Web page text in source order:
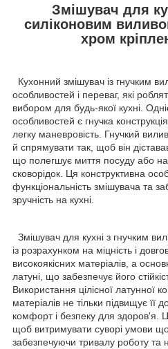
Змішувач для
силіконовим
хром
Кухонний змішувач із гнучким
особливостей і переваг, які
вибором для будь-якої кухні.
особливостей є гнучка
легку маневровість. Гнучкий
й спрямувати так, щоб він
що полегшує миття посуду або
сковорідок. Ця конструктивна
функціональність змішувача та
зручність на кухні.
Змішувач для кухні з гнучким
із розрахунком на міцність і
високоякісних матеріалів, а
латуні, що забезпечує його
Використання цілісної латунної
матеріалів не тільки підвищує її
комфорт і безпеку для здоров'я.
щоб витримувати суворі умови
забезпечуючи тривалу роботу та